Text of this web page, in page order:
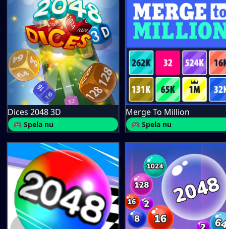
Dices 2048 3D
🎮 Spela nu
Merge To Million
🎮 Spela nu